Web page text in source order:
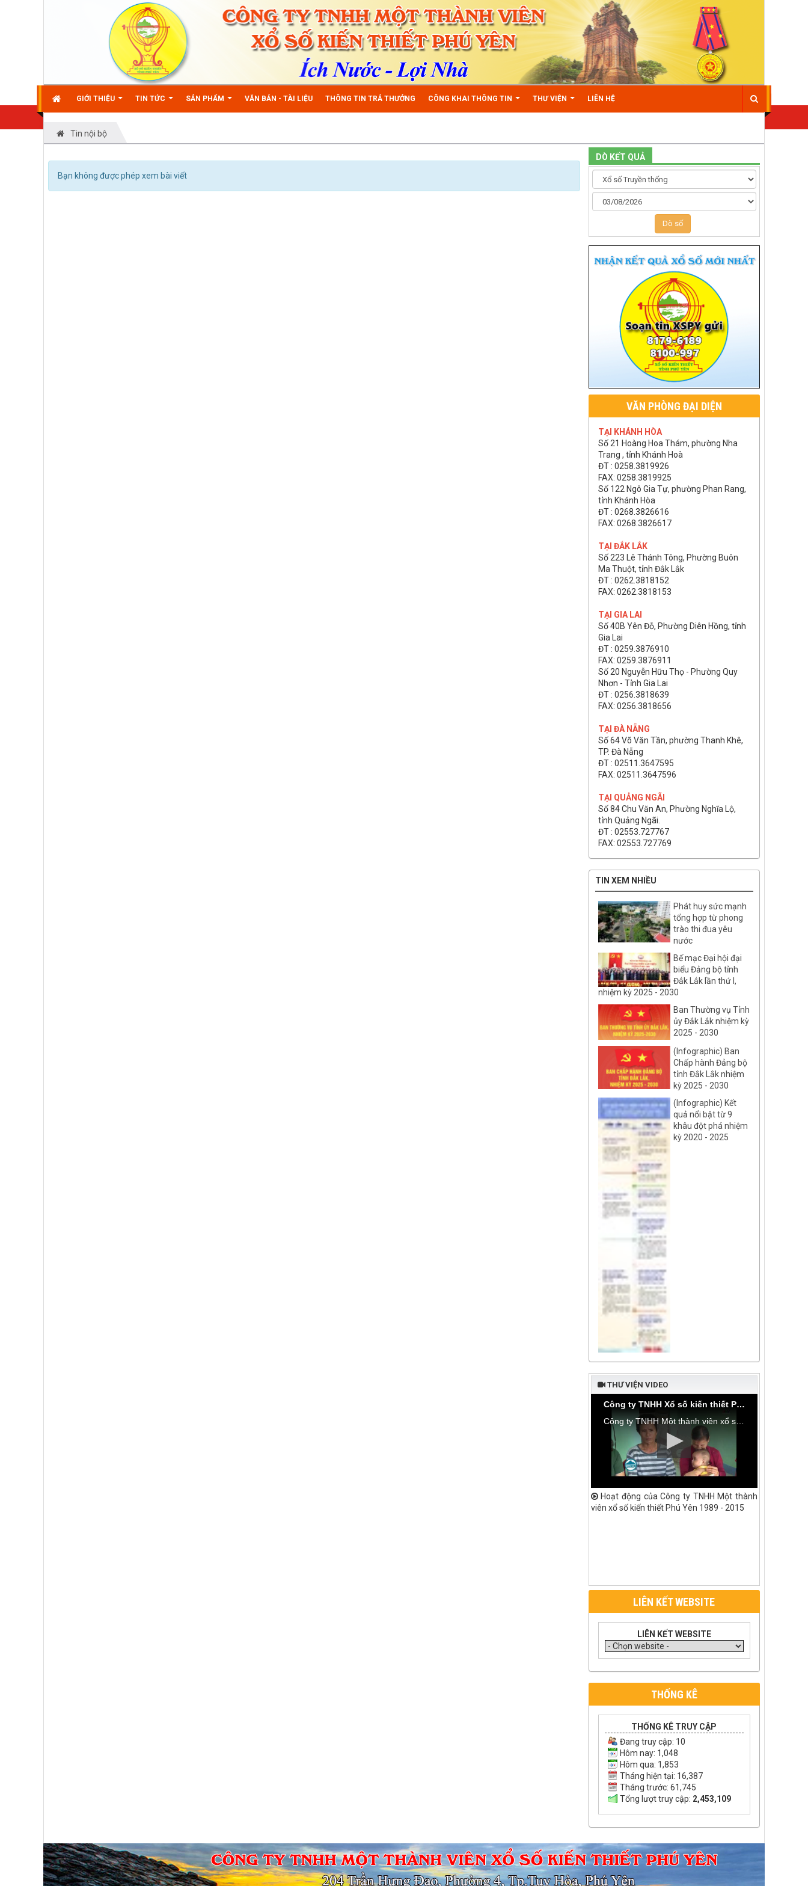
GIỚI THIỆU TIN TỨC SẢN PHẨM VĂN BẢN - TÀI LIỆU THÔNG TIN TRẢ THƯỞNG CÔNG KHAI THÔNG TIN THƯ VIỆN LIÊN HỆ
Tin nội bộ
Bạn không được phép xem bài viết
DÒ KẾT QUẢ
Dò số
VĂN PHÒNG ĐẠI DIỆN
TẠI KHÁNH HÒA
Số 21 Hoàng Hoa Thám, phường Nha
Trang , tỉnh Khánh Hoà
ĐT : 0258.3819926
FAX: 0258.3819925
Số 122 Ngô Gia Tự, phường Phan Rang,
tỉnh Khánh Hòa
ĐT : 0268.3826616
FAX: 0268.3826617
TẠI ĐẮK LẮK
Số 223 Lê Thánh Tông, Phường Buôn
Ma Thuột, tỉnh Đắk Lắk
ĐT : 0262.3818152
FAX: 0262.3818153
TẠI GIA LAI
Số 40B Yên Đỗ, Phường Diên Hồng, tỉnh
Gia Lai
ĐT : 0259.3876910
FAX: 0259.3876911
Số 20 Nguyễn Hữu Thọ - Phường Quy
Nhơn - Tỉnh Gia Lai
ĐT : 0256.3818639
FAX: 0256.3818656
TẠI ĐÀ NẴNG
Số 64 Võ Văn Tần, phường Thanh Khê,
TP. Đà Nẵng
ĐT : 02511.3647595
FAX: 02511.3647596
TẠI QUẢNG NGÃI
Số 84 Chu Văn An, Phường Nghĩa Lộ,
tỉnh Quảng Ngãi.
ĐT : 02553.727767
FAX: 02553.727769
TIN XEM NHIỀU
Phát huy sức mạnh
tổng hợp từ phong
trào thi đua yêu
nước
Bế mạc Đại hội đại
biểu Đảng bộ tỉnh
Đắk Lắk lần thứ I,
nhiệm kỳ 2025 - 2030
Ban Thường vụ Tỉnh
ủy Đắk Lắk nhiệm kỳ
2025 - 2030
(Infographic) Ban
Chấp hành Đảng bộ
tỉnh Đắk Lắk nhiệm
kỳ 2025 - 2030
(Infographic) Kết
quả nổi bật từ 9
khâu đột phá nhiệm
kỳ 2020 - 2025
THƯ VIỆN VIDEO
Công ty TNHH Xổ số kiến thiết Phú Yên bàn giao nhà tình thương tại thôn Hòa Đa, xã An Mỹ
Công ty TNHH Một thành viên xổ số kiến thiết Phú Yên bàn giao nhà tình thương tại thôn Hòa Đa, xã An Mỹ, huyện Tuy An
Hoạt động của Công ty TNHH Một thành
viên xổ số kiến thiết Phú Yên 1989 - 2015
LIÊN KẾT WEBSITE
LIÊN KẾT WEBSITE
THỐNG KÊ
THỐNG KÊ TRUY CẬP
Đang truy cập: 10
Hôm nay: 1,048
Hôm qua: 1,853
Tháng hiện tại: 16,387
Tháng trước: 61,745
Tổng lượt truy cập: 2,453,109